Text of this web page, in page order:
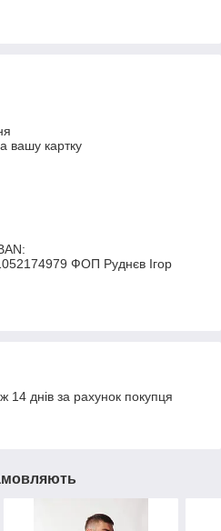
вашу картку
ФОП Руднєв Ігор
14 днів за рахунок покупця